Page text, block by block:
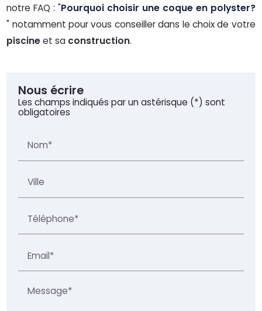
notre FAQ : "Pourquoi choisir une coque en polyster?
" notamment pour vous conseiller dans le choix de votre
piscineet sa construction.
Nous écrire
Les champs indiqués par un astérisque (*) sont
obligatoires
Nom*
Ville
Téléphone*
Email*
Message*